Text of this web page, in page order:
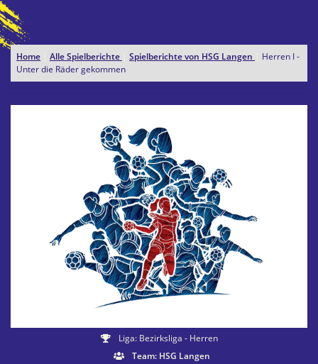
Home Alle Spielberichte Spielberichte von HSG Langen
Herren I -
Unter die Räder gekommen
Liga: Bezirksliga - Herren
Team: HSG Langen